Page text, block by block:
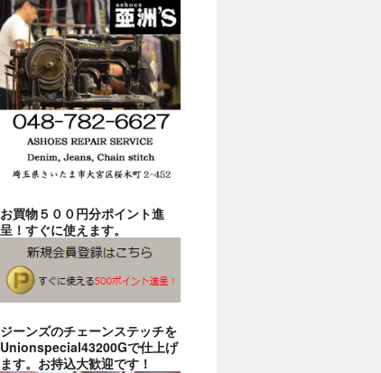
お買物５００円分ポイント進
呈！すぐに使えます。
ジーンズのチェーンステッチを
Unionspecial43200Gで仕上げ
ます。お持込大歓迎です！